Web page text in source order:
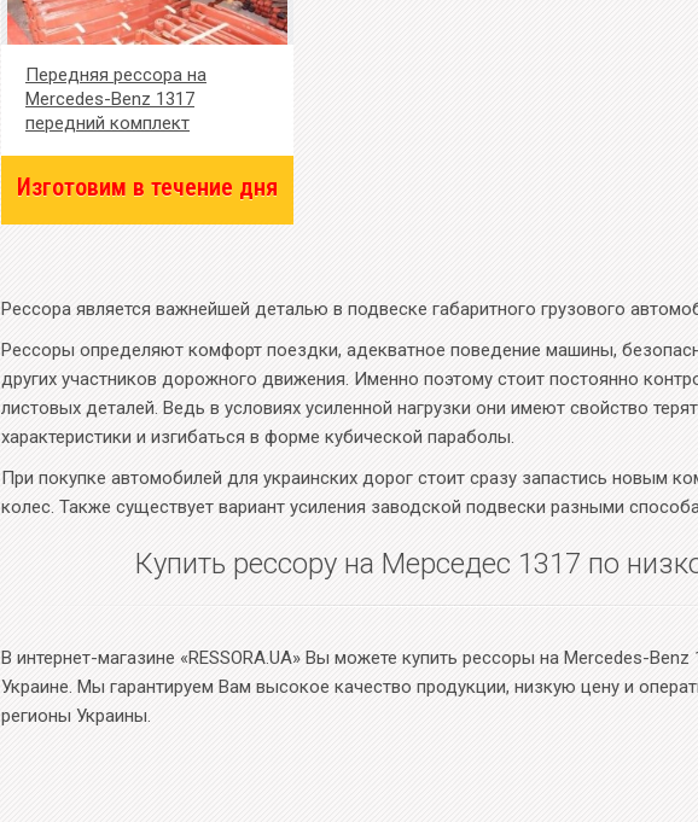
Рессора является важнейшей деталью в подвеске габаритного грузового
Рессоры определяют комфорт поездки, адекватное поведение машины,
других участников дорожного движения. Именно поэтому стоит постоянно
листовых деталей. Ведь в условиях усиленной нагрузки они имеют свойство
характеристики и изгибаться в форме кубической параболы.
При покупке автомобилей для украинских дорог стоит сразу запастись новым
колес. Также существует вариант усиления заводской подвески разными
Купить рессору на Мерседес 1317 по
В интернет-магазине «RESSORA.UA» Вы можете купить рессоры на Mercedes-
Украине. Мы гарантируем Вам высокое качество продукции, низкую цену и
регионы Украины.
Передняя рессора на
Mercedes-Benz 1317
передний комплект
Изготовим в течение дня